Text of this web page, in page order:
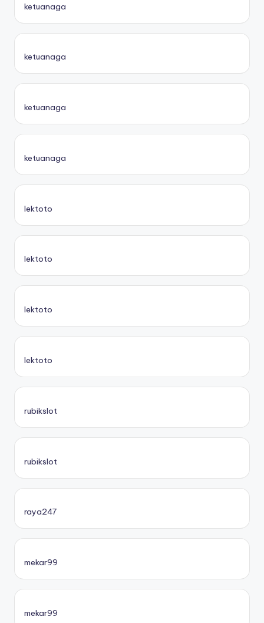
ketuanaga
ketuanaga
ketuanaga
ketuanaga
lektoto
lektoto
lektoto
lektoto
rubikslot
rubikslot
raya247
mekar99
mekar99